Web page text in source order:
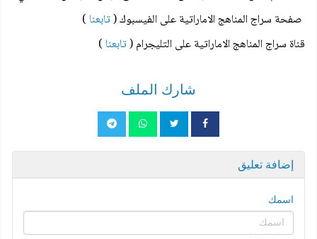
صفحة سراج المناهج الاماراتية على الفيسبوك (تابعنا )
قناة سراج المناهج الاماراتية على التليجرام (تابعنا )
شارك الملف
إضافة تعليق
اسمك